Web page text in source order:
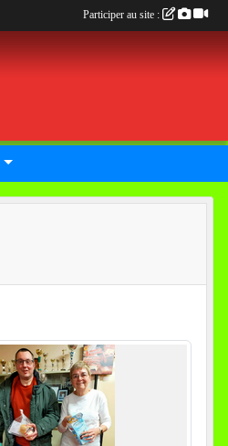
Participer au site :